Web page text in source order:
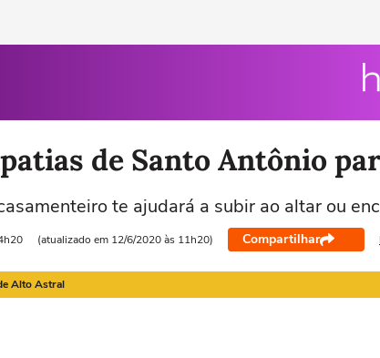
ver as notícias
a 20/05
Gêmeos
21/05 a 20/06 21/06 a 21/07 22/07 a 22/08
de Santo Antônio
te ajudará a subir ao altar ou
(atualizado em 12/6/2020 às 11h20) Compartilhar
Alto Astral